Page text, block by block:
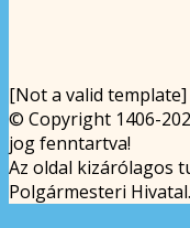
[Not a valid template]
© Copyright 1406-
jog fenntartva!
Az oldal kizárólagos
Polgármesteri Hivatal.